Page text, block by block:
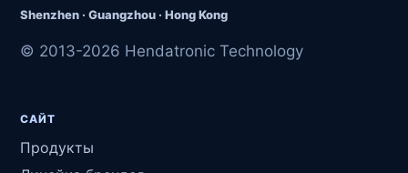
Shenzhen · Guangzhou · Hong Kong
© 2013-2026 Hendatronic Technology
САЙТ
Продукты